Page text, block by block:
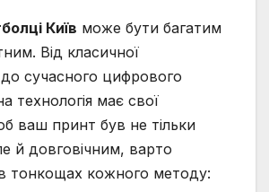
Київ може бути багатим
Від класичної
сучасного цифрового
технологія має свої
ваш принт був не тільки
й довговічним, варто
в тонкощах кожного методу: